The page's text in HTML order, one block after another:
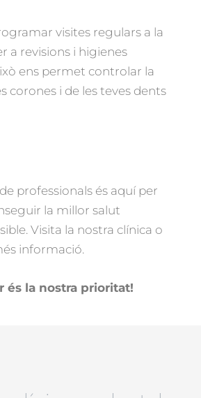
visites regulars a la
a revisions i higienes
ens permet controlar la
corones i de les teves dents
professionals és aquí per
la millor salut
Visita la nostra clínica o
informació.
és la nostra prioritat!